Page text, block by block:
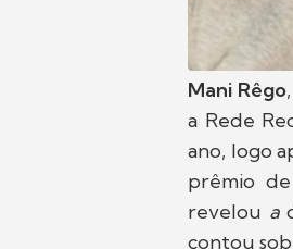
Mani Rêgo
a Rede
ano, logo
prêmio
revelou a
contou